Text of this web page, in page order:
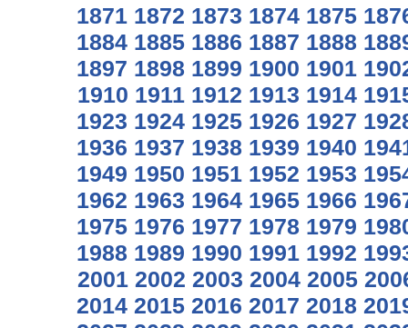
1871 1872 1873 1874 1875
1884 1885 1886 1887 1888
1897 1898 1899 1900 1901
1910 1911 1912 1913 1914
1923 1924 1925 1926 1927
1936 1937 1938 1939 1940
1949 1950 1951 1952 1953
1962 1963 1964 1965 1966
1975 1976 1977 1978 1979
1988 1989 1990 1991 1992
2001 2002 2003 2004 2005
2014 2015 2016 2017 2018